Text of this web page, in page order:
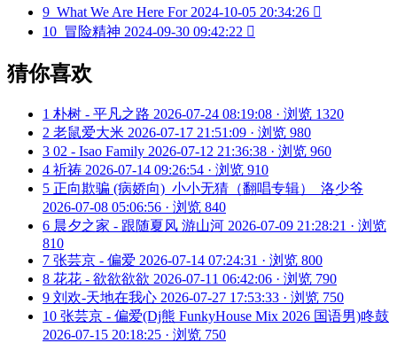
9 What We Are Here For 2024-10-05 20:34:26 
10 冒险精神 2024-09-30 09:42:22 
猜你喜欢
1 朴树 - 平凡之路 2026-07-24 08:19:08 · 浏览 1320
2 老鼠爱大米 2026-07-17 21:51:09 · 浏览 980
3 02 - Isao Family 2026-07-12 21:36:38 · 浏览 960
4 祈祷 2026-07-14 09:26:54 · 浏览 910
5 正向欺骗 (病娇向)_小小无猜（翻唱专辑）_洛少爷
2026-07-08 05:06:56 · 浏览 840
6 晨夕之家 - 跟随夏风 游山河 2026-07-09 21:28:21 · 浏览
810
7 张芸京 - 偏爱 2026-07-14 07:24:31 · 浏览 800
8 花花 - 欲欲欲欲 2026-07-11 06:42:06 · 浏览 790
9 刘欢-天地在我心 2026-07-27 17:53:33 · 浏览 750
10 张芸京 - 偏爱(Dj熊 FunkyHouse Mix 2026 国语男)咚鼓
2026-07-15 20:18:25 · 浏览 750